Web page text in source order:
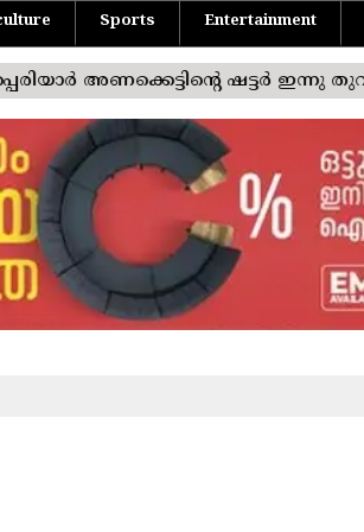
Sports Entertainment